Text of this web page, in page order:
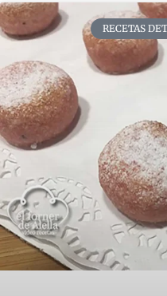
RECETAS